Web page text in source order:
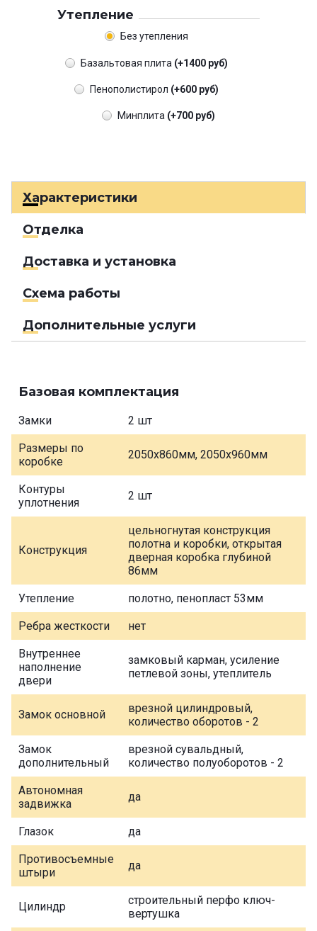
Утепление
Без утепления
Базальтовая плита (+1400 руб)
Пенополистирол (+600 руб)
Минплита (+700 руб)
Характеристики
Отделка
Доставка и установка
Схема работы
Дополнительные услуги
Базовая комплектация
Замки 2 шт
Размеры по
коробке
2050х860мм, 2050х960мм
Контуры
уплотнения
2 шт
Конструкция
цельногнутая конструкция
полотна и коробки, открытая
дверная коробка глубиной
86мм
Утепление полотно, пенопласт 53мм
Ребра жесткости нет
Внутреннее
наполнение
двери
замковый карман, усиление
петлевой зоны, утеплитель
Замок основной
врезной цилиндровый,
количество оборотов - 2
Замок
дополнительный
врезной сувальдный,
количество полуоборотов - 2
Автономная
задвижка
да
Глазок да
Противосъемные
штыри
да
Цилиндр
строительный перфо ключ-
вертушка